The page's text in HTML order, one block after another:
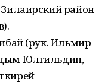
Зилаирский район
(рук. Ильмир
Юлгильдин,